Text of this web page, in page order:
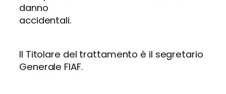
danno
accidentali.
Il Titolare del trattamento è il segretario
Generale FIAF.